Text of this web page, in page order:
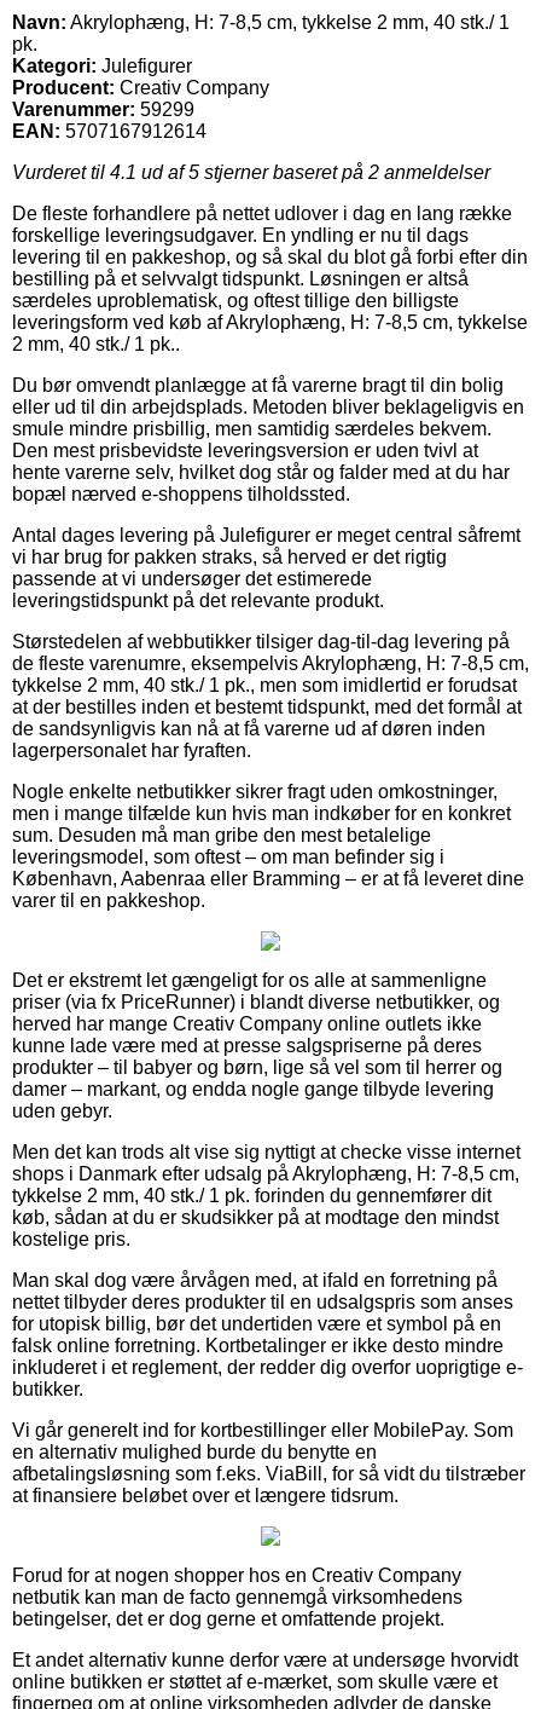
Navn: Akrylophæng, H: 7-8,5 cm, tykkelse 2 mm, 40 stk./ 1
pk.
Kategori: Julefigurer
Producent: Creativ Company
Varenummer: 59299
EAN: 5707167912614
Vurderet til 4.1 ud af 5 stjerner baseret på 2 anmeldelser
De fleste forhandlere på nettet udlover i dag en lang række
forskellige leveringsudgaver. En yndling er nu til dags
levering til en pakkeshop, og så skal du blot gå forbi efter din
bestilling på et selvvalgt tidspunkt. Løsningen er altså
særdeles uproblematisk, og oftest tillige den billigste
leveringsform ved køb af Akrylophæng, H: 7-8,5 cm, tykkelse
2 mm, 40 stk./ 1 pk..
Du bør omvendt planlægge at få varerne bragt til din bolig
eller ud til din arbejdsplads. Metoden bliver beklageligvis en
smule mindre prisbillig, men samtidig særdeles bekvem.
Den mest prisbevidste leveringsversion er uden tvivl at
hente varerne selv, hvilket dog står og falder med at du har
bopæl nærved e-shoppens tilholdssted.
Antal dages levering på Julefigurer er meget central såfremt
vi har brug for pakken straks, så herved er det rigtig
passende at vi undersøger det estimerede
leveringstidspunkt på det relevante produkt.
Størstedelen af webbutikker tilsiger dag-til-dag levering på
de fleste varenumre, eksempelvis Akrylophæng, H: 7-8,5 cm,
tykkelse 2 mm, 40 stk./ 1 pk., men som imidlertid er forudsat
at der bestilles inden et bestemt tidspunkt, med det formål at
de sandsynligvis kan nå at få varerne ud af døren inden
lagerpersonalet har fyraften.
Nogle enkelte netbutikker sikrer fragt uden omkostninger,
men i mange tilfælde kun hvis man indkøber for en konkret
sum. Desuden må man gribe den mest betalelige
leveringsmodel, som oftest – om man befinder sig i
København, Aabenraa eller Bramming – er at få leveret dine
varer til en pakkeshop.
Det er ekstremt let gængeligt for os alle at sammenligne
priser (via fx PriceRunner) i blandt diverse netbutikker, og
herved har mange Creativ Company online outlets ikke
kunne lade være med at presse salgspriserne på deres
produkter – til babyer og børn, lige så vel som til herrer og
damer – markant, og endda nogle gange tilbyde levering
uden gebyr.
Men det kan trods alt vise sig nyttigt at checke visse internet
shops i Danmark efter udsalg på Akrylophæng, H: 7-8,5 cm,
tykkelse 2 mm, 40 stk./ 1 pk. forinden du gennemfører dit
køb, sådan at du er skudsikker på at modtage den mindst
kostelige pris.
Man skal dog være årvågen med, at ifald en forretning på
nettet tilbyder deres produkter til en udsalgspris som anses
for utopisk billig, bør det undertiden være et symbol på en
falsk online forretning. Kortbetalinger er ikke desto mindre
inkluderet i et reglement, der redder dig overfor uoprigtige e-
butikker.
Vi går generelt ind for kortbestillinger eller MobilePay. Som
en alternativ mulighed burde du benytte en
afbetalingsløsning som f.eks. ViaBill, for så vidt du tilstræber
at finansiere beløbet over et længere tidsrum.
Forud for at nogen shopper hos en Creativ Company
netbutik kan man de facto gennemgå virksomhedens
betingelser, det er dog gerne et omfattende projekt.
Et andet alternativ kunne derfor være at undersøge hvorvidt
online butikken er støttet af e-mærket, som skulle være et
fingerpeg om at online virksomheden adlyder de danske